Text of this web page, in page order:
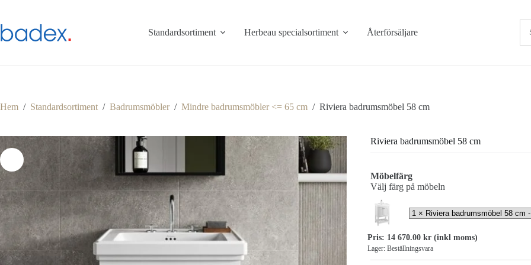
innehåll
Standardsortiment Herbeau specialsortiment Återförsäljare
Hem / Standardsortiment / Badrumsmöbler / Mindre badrumsmöbler <= 65 cm / Riviera badrumsmöbel 58 cm
Riviera badrumsmöbel 58 cm
Möbelfärg
Välj färg på möbeln
Pris: 14 670.00 kr(inkl moms)
Lager: Beställningsvara